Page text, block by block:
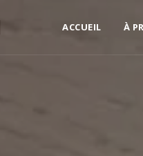
ACCUEIL À